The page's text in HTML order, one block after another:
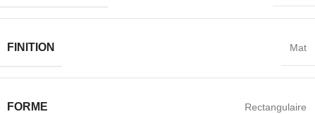
FINITION Mat
FORME Rectangulaire